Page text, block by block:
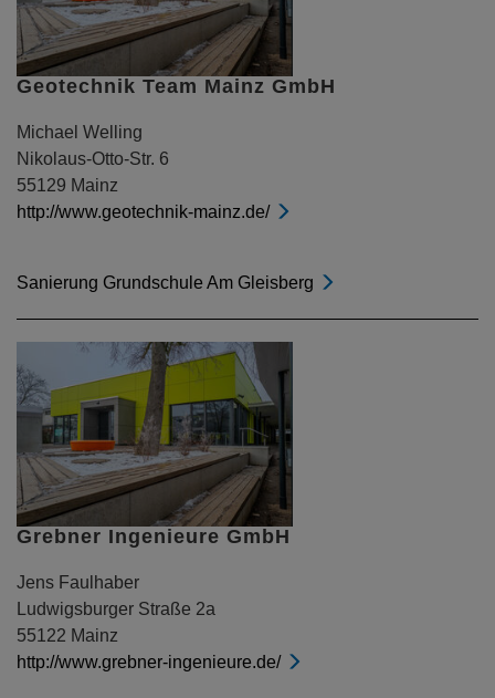
Geotechnik Team Mainz GmbH
Michael Welling
Nikolaus-Otto-Str. 6
55129 Mainz
http://www.geotechnik-mainz.de/
Sanierung Grundschule Am Gleisberg
Grebner Ingenieure GmbH
Jens Faulhaber
Ludwigsburger Straße 2a
55122 Mainz
http://www.grebner-ingenieure.de/